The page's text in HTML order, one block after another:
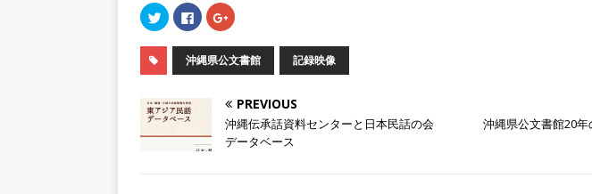
ク
リ
ク
T
i
t
t
r
F
a
e
b
o
o
で
る
に
ク
リ
ク
し
て
G
o
g
l
e
+
沖縄県公文書館 記録映像
PREVIOUS
沖縄伝承話資料センターと日本民話の会
データベース
沖縄県公文書館20